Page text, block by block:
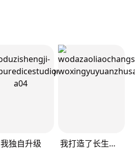
我独自升级 我打造了长生俱乐部